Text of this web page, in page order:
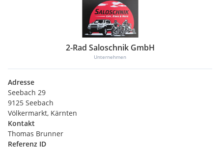
2-Rad Saloschnik GmbH
Unternehmen
Adresse
Seebach 29
9125 Seebach
Völkermarkt, Kärnten
Kontakt
Thomas Brunner
Referenz ID